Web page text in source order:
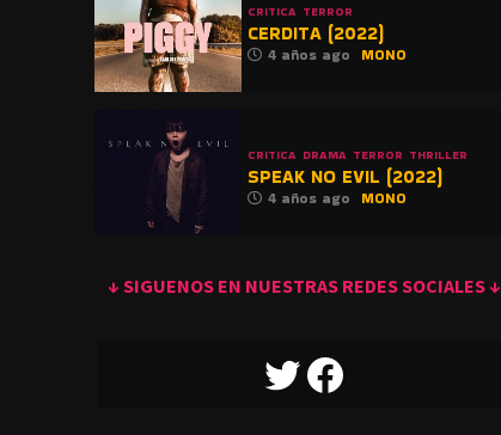
CRITICA TERROR
CERDITA (2022)
4 años ago MONO
CRITICA DRAMA TERROR THRILLER
SPEAK NO EVIL (2022)
4 años ago MONO
↓ SIGUENOS EN NUESTRAS REDES SOCIALES ↓
TWITTERFACEBOOK